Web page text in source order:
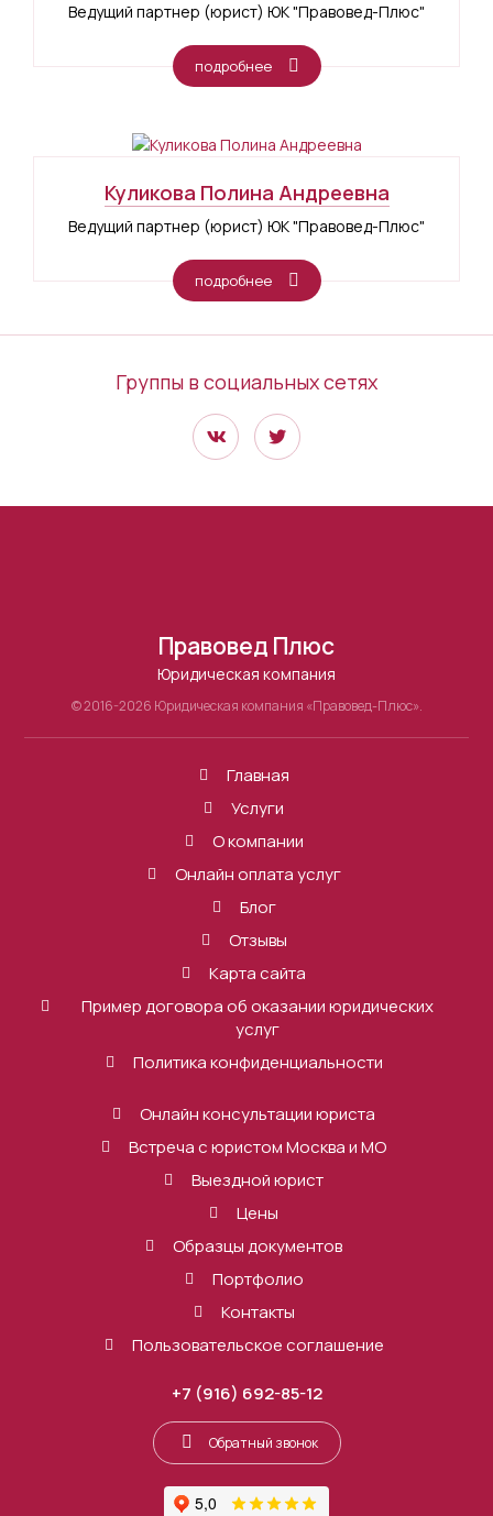
Ведущий партнер (юрист) ЮК "Правовед-Плюс"
подробнее
Куликова Полина Андреевна
Ведущий партнер (юрист) ЮК "Правовед-Плюс"
подробнее
Группы в социальных сетях
Правовед Плюс
Юридическая компания
© 2016-2026 Юридическая компания «Правовед-Плюс».
Главная
Услуги
О компании
Онлайн оплата услуг
Блог
Отзывы
Карта сайта
Пример договора об оказании юридических
услуг
Политика конфиденциальности
Онлайн консультации юриста
Встреча с юристом Москва и МО
Выездной юрист
Цены
Образцы документов
Портфолио
Контакты
Пользовательское соглашение
+7 (916) 692-85-12
Обратный звонок